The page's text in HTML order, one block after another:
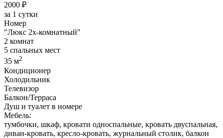
2000 ₽
за 1 сутки
Номер
"Люкс 2х-комнатный"
2 комнат
5 спальных мест
35 м2
Кондиционер
Холодильник
Телевизор
Балкон/Терраса
Душ и туалет в номере
Мебель:
тумбочки, шкаф, кровати односпальные, кровать двуспальная,
диван-кровать, кресло-кровать, журнальный столик, балкон